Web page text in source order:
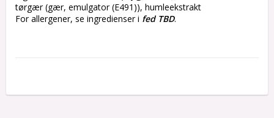
tørgær (gær, emulgator (E491)), humleekstrakt
For allergener, se ingredienser i fed TBD.